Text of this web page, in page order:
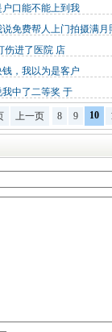
口能不能上到我
免费帮人上门拍摄满月
伤进了医院 店
，我以为是客户
中了二等奖 于
上一页 8 9 10